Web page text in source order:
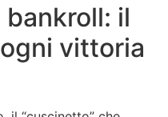
il
vittoria